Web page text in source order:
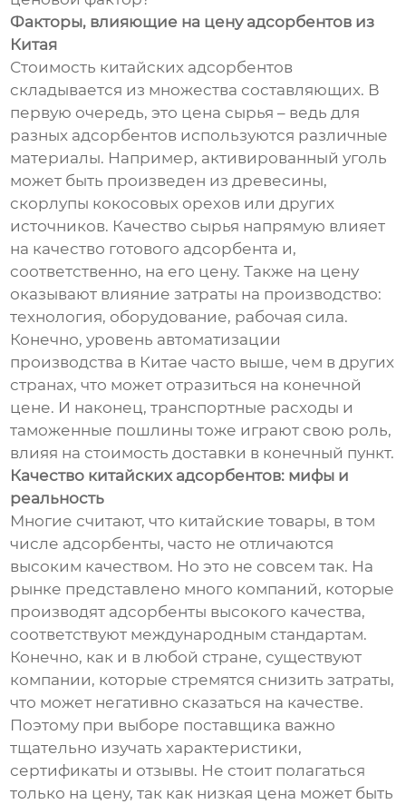
Факторы, влияющие на цену адсорбентов из
Китая
Стоимость китайских адсорбентов
складывается из множества составляющих. В
первую очередь, это цена сырья – ведь для
разных адсорбентов используются различные
материалы. Например, активированный уголь
может быть произведен из древесины,
скорлупы кокосовых орехов или других
источников. Качество сырья напрямую влияет
на качество готового адсорбента и,
соответственно, на его цену. Также на цену
оказывают влияние затраты на производство:
технология, оборудование, рабочая сила.
Конечно, уровень автоматизации
производства в Китае часто выше, чем в других
странах, что может отразиться на конечной
цене. И наконец, транспортные расходы и
таможенные пошлины тоже играют свою роль,
влияя на стоимость доставки в конечный пункт.
Качество китайских адсорбентов: мифы и
реальность
Многие считают, что китайские товары, в том
числе адсорбенты, часто не отличаются
высоким качеством. Но это не совсем так. На
рынке представлено много компаний, которые
производят адсорбенты высокого качества,
соответствуют международным стандартам.
Конечно, как и в любой стране, существуют
компании, которые стремятся снизить затраты,
что может негативно сказаться на качестве.
Поэтому при выборе поставщика важно
тщательно изучать характеристики,
сертификаты и отзывы. Не стоит полагаться
только на цену, так как низкая цена может быть